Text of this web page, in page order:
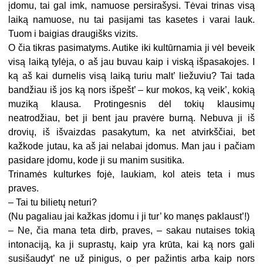
įdomu, tai gal imk, namuose persirašysi. Tėvai trinas visą
laiką namuose, nu tai pasijami tas kasetes i varai lauk.
Tuom i baigias draugišks vizits.
O čia tikras pasimatyms. Autike iki kultūrnamia ji vėl beveik
visą laiką tylėja, o aš jau buvau kaip i viską išpasakojes. I
ką aš kai durnelis visą laiką turiu malt’ liežuviu? Tai tada
bandžiau iš jos ką nors išpešt’ – kur mokos, ką veik’, kokią
muziką klausa. Protingesnis dėl tokių klausimų
neatrodžiau, bet ji bent jau pravėre burną. Nebuva ji iš
drovių, iš išvaizdas pasakytum, ka net atvirkščiai, bet
kažkode jutau, ka aš jai nelabai įdomus. Man jau i pačiam
pasidare įdomu, kode ji su manim susitika.
Trinamės kulturkes fojė, laukiam, kol ateis teta i mus
praves.
– Tai tu bilietų neturi?
(Nu pagaliau jai kažkas įdomu i ji tur’ ko manęs paklaust’!)
– Ne, čia mana teta dirb, praves, – sakau nutaises tokią
intonaciją, ka ji suprastų, kaip yra krūta, kai ką nors gali
susišaudyt’ ne už pinigus, o per pažintis arba kaip nors